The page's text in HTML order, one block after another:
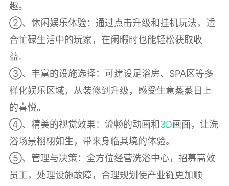
趣。
②、休闲娱乐体验：通过点击升级和挂机玩法，适
合忙碌生活中的玩家，在闲暇时也能轻松获取收
益。
③、丰富的设施选择：可建设足浴房、SPA区等多
样化娱乐区域，从装修到升级，感受生意蒸蒸日上
的喜悦。
④、精美的视觉效果：流畅的动画和3D画面，让洗
浴场景栩栩如生，带来身临其境的体验。
⑤、管理与决策：全方位经营洗浴中心，招募高效
员工，处理设施故障，合理规划使产业链更加顺